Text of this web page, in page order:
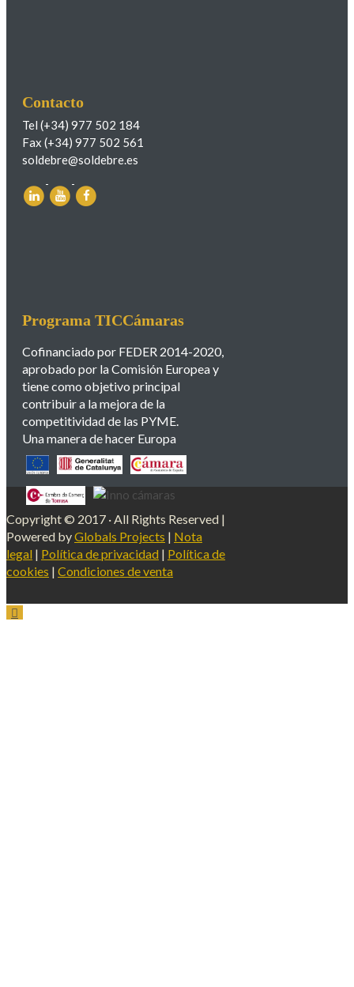
Contacto
Tel (+34) 977 502 184
Fax (+34) 977 502 561
soldebre@soldebre.es
Programa TICCámaras
Cofinanciado por FEDER 2014-2020,
aprobado por la Comisión Europea y
tiene como objetivo principal
contribuir a la mejora de la
competitividad de las PYME.
Una manera de hacer Europa
Copyright © 2017 · All Rights Reserved |
Powered byGlobals Projects | Nota
legal | Política de privacidad | Política de
cookies | Condiciones de venta